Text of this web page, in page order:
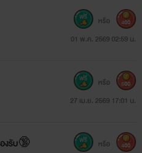
01 พ.ค. 2569 02:59 น.
หรือ 400
27 เม.ย. 2569 17:01 น.
หรือ 500
งรับ🔞 หรือ 400